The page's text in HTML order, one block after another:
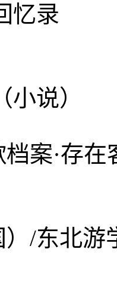
根回
小说）
案·存在
韩国